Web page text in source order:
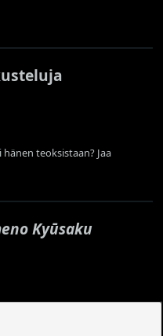
teoksistaan? Jaa
Kyūsaku